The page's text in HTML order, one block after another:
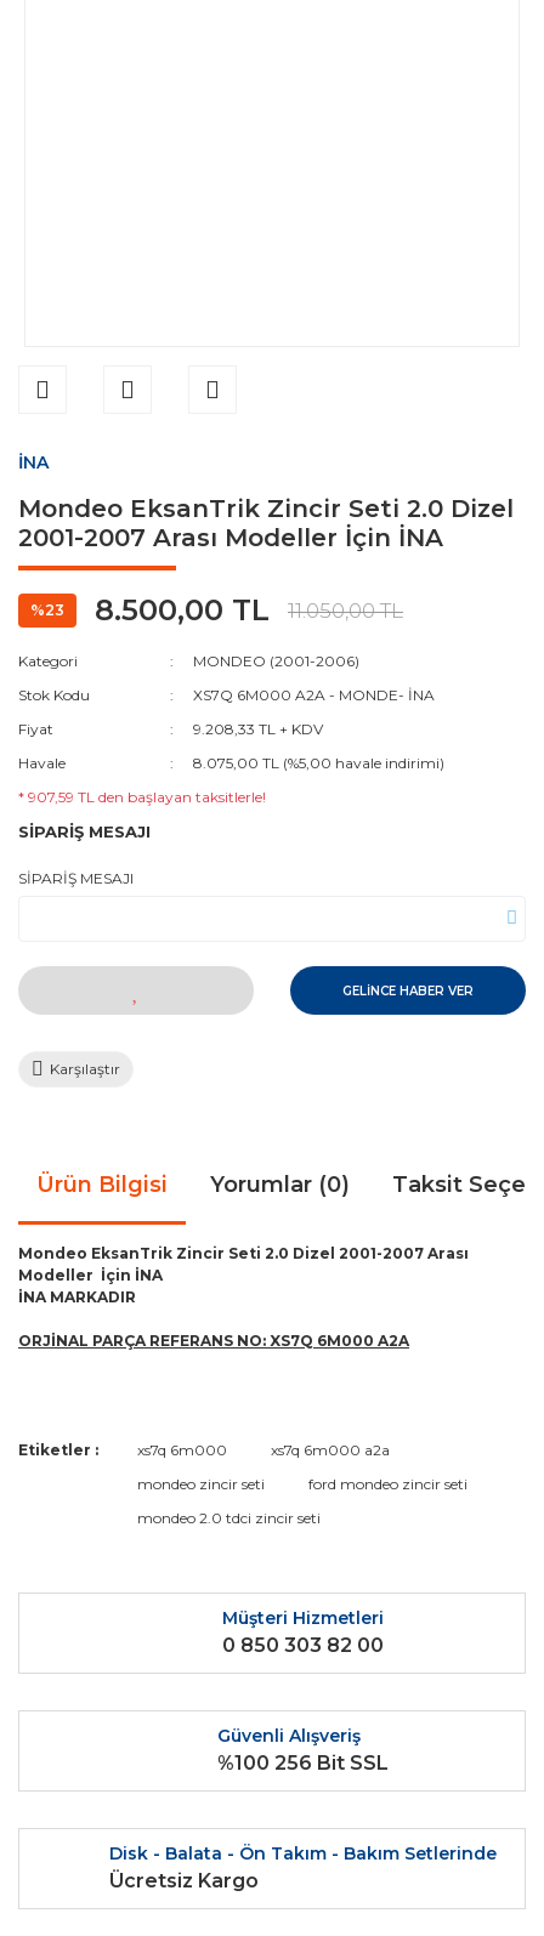
İNA
Mondeo EksanTrik Zincir Seti 2.0 Dizel
2001-2007 Arası Modeller İçin İNA
%23 8.500,00 TL 11.050,00 TL
Kategori
MONDEO (2001-2006)
Stok Kodu
XS7Q 6M000 A2A - MONDE- İNA
Fiyat
9.208,33 TL + KDV
Havale
8.075,00 TL (%5,00 havale indirimi)
* 907,59 TL den başlayan taksitlerle!
SİPARİŞ MESAJI
SİPARİŞ MESAJI
GELİNCE HABER VER
Karşılaştır
Ürün Bilgisi Yorumlar (0) Taksit
Mondeo EksanTrik Zincir Seti 2.0 Dizel 2001-2007 Arası
Modeller İçin İNA
İNA MARKADIR
ORJİNAL PARÇA REFERANS NO: XS7Q 6M000 A2A
Bu ürüne ilk yorumu siz yapın!
Bu ürünün fiyat bilgisi, resim, ürün açıklamalarında ve diğer
kullanarak tarafımıza iletebilirsiniz.
Görüş ve önerileriniz için teşekkür ederiz.
Ürün açıklamasında eksik bilgiler bulunuyor.
Ürün bilgilerinde hatalar bulunuyor.
Ürün fiyatı diğer sitelerden daha pahalı.
Bu ürüne benzer farklı alternatifler olmalı.
Gönder
Etiketler : xs7q 6m000
xs7q 6m000 a2a
mondeo zincir seti
ford mondeo zincir seti
mondeo 2.0 tdci zincir seti
Müşteri Hizmetleri
0 850 303 82 00
Güvenli Alışveriş
%100 256 Bit SSL
Disk - Balata - Ön Takım - Bakım Setlerinde
Ücretsiz Kargo